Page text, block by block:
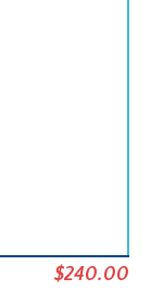
Le
$240.00